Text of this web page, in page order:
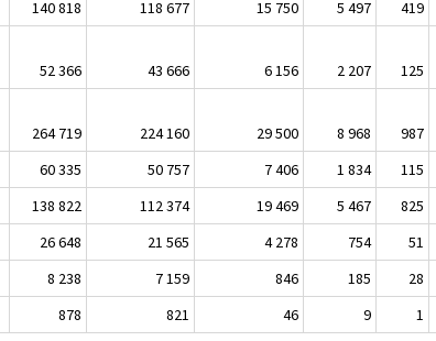
140 818 118 677 15 750 5 497
419
52 366 43 666 6 156 2 207
125
264 719 224 160 29 500 8 968
987
60 335 50 757 7 406 1 834
115
138 822 112 374 19 469 5 467
825
26 648 21 565 4 278 754
51
8 238 7 159 846 185
28
878 821 46 9 1